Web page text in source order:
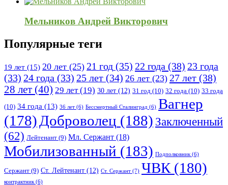
Мельников Андрей Викторович
Популярные теги
19 лет (15) 20 лет (25) 21 год (35) 22 года (38) 23 года
(33) 24 года (33) 25 лет (34) 26 лет (23) 27 лет (38)
28 лет (40) 29 лет(19) 30 лет (12) 31 год (10) 32 года (10) 33 года
(10) 34 года (13) 36 лет (6) Бессмертный Сталинград (6) Вагнер
(178)Доброволец (188) Заключенный
(62) Лейтенант (9) Мл. Сержант (18)
Мобилизованный (183) Подполковник(6)
Сержант (9) Ст. Лейтенант (12) Ст. Сержант (7) ЧВК(180)
контрактник(6)